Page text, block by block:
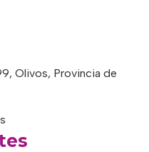
Olivos, Provincia de